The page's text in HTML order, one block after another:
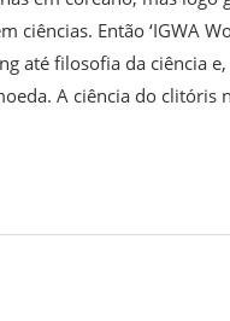
ciências. Então ‘IGWA
até filosofia da ciência
A ciência do clitóris